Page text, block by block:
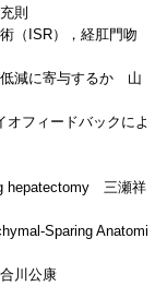
則
（ISR），経肛門吻
減に寄与するか 山
フィードバックによ
hepatectomy 三瀬祥
Sparing Anatomi
川公康